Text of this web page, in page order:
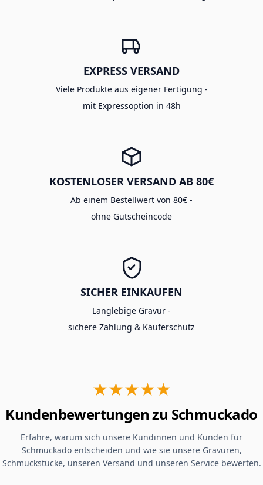
EXPRESS VERSAND
Viele Produkte aus eigener Fertigung -
mit Expressoption in 48h
KOSTENLOSER VERSAND AB 80€
Ab einem Bestellwert von 80€ -
ohne Gutscheincode
SICHER EINKAUFEN
Langlebige Gravur -
sichere Zahlung & Käuferschutz
★★★★★
Kundenbewertungen zu Schmuckado
Erfahre, warum sich unsere Kundinnen und Kunden für
Schmuckado entscheiden und wie sie unsere Gravuren,
Schmuckstücke, unseren Versand und unseren Service bewerten.